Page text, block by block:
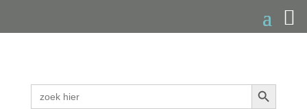
Zoek
naar:
Zoekknop